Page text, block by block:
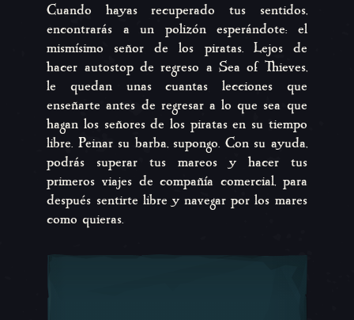
Cuando hayas recuperado tus sentidos,
encontrarás a un polizón esperándote: el
mismísimo señor de los piratas. Lejos de
hacer autostop de regreso a Sea of ​​Thieves,
le quedan unas cuantas lecciones que
enseñarte antes de regresar a lo que sea que
hagan los señores de los piratas en su tiempo
libre. Peinar su barba, supongo. Con su ayuda,
podrás superar tus mareos y hacer tus
primeros viajes de compañía comercial, para
después sentirte libre y navegar por los mares
como quieras.